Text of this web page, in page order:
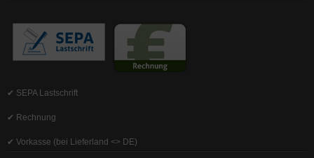
✔ SEPA Lastschrift
✔ Rechnung
✔ Vorkasse (bei Lieferland <> DE)